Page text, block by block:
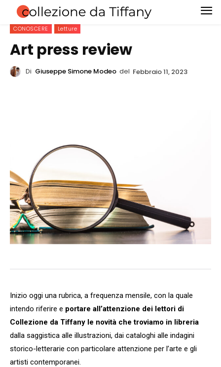
CONOSCERE Letture
Art press review
Di Giuseppe Simone Modeo del Febbraio 11, 2023
Inizio oggi una rubrica, a frequenza mensile, con la quale
intendo riferire e portare all’attenzione dei lettori di
Collezione da Tiffany le novità che troviamo in libreria
dalla saggistica alle illustrazioni, dai cataloghi alle indagini
storico-letterarie con particolare attenzione per l’arte e gli
artisti contemporanei.